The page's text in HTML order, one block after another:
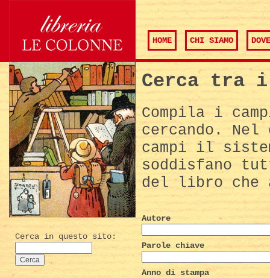
HOME CHI SIAMO
Cerca in questo sito:
Cerca tra
Compila i
cercando.
campi il
soddisfano
del libro che
Autore
Parole chiave
Anno di stampa